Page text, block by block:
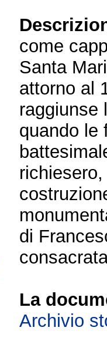
come
Santa
attorno al
raggiunse
quando le
di
La
Archivio